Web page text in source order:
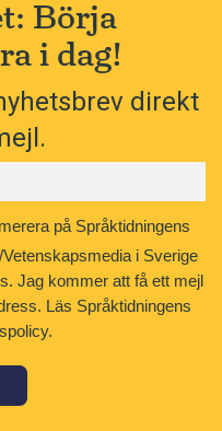
Börja
i dag!
direkt
på Språktidningens
i Sverige
Jag kommer att få ett mejl
Läs Språktidningens